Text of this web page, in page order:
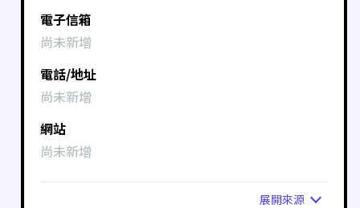
電子信箱
尚未新增
電話/地址
尚未新增
網站
尚未新增
展開來源